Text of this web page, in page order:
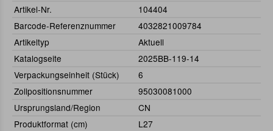
Artikel-Nr.
104404
Barcode-Referenznummer
4032821009784
Artikeltyp
Aktuell
Katalogseite
2025BB-119-14
Verpackungseinheit (Stück)
6
Zollpositionsnummer
95030081000
Ursprungsland/Region
CN
Produktformat (cm)
L27